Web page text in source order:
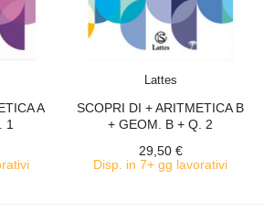
A
1
Lattes
SCOPRI DI + ARITMETICA B
+ GEOM. B + Q. 2
29,50 €
Disp. in 7+ gg lavorativi